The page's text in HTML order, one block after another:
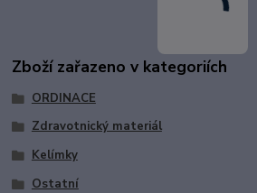
Zboží zařazeno v kategoriích
ORDINACE
Zdravotnický materiál
Kelímky
Ostatní